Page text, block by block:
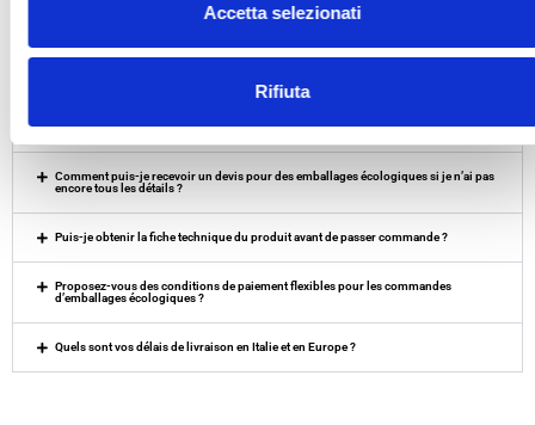
Accetta selezionati
Rifiuta
Puis-je recevoir des échantillons d’emballages écologiques pour test si je suis en
formats personnalisés ?
Comment puis-je recevoir un devis pour des emballages écologiques si je n’ai pas
encore tous les détails ?
Puis-je obtenir la fiche technique du produit avant de passer commande ?
Proposez-vous des conditions de paiement flexibles pour les commandes
d’emballages écologiques ?
Quels sont vos délais de livraison en Italie et en Europe ?